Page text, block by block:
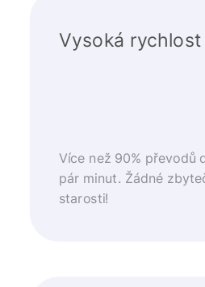
Vysoká rychlost
Více než 90% převodů
pár minut. Žádné
starosti!